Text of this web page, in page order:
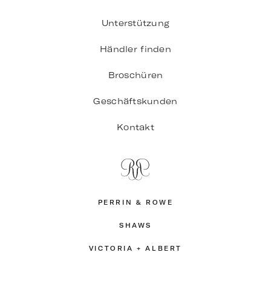
Unterstützung
Händler finden
Broschüren
Geschäftskunden
Kontakt
PERRIN & ROWE
SHAWS
VICTORIA + ALBERT